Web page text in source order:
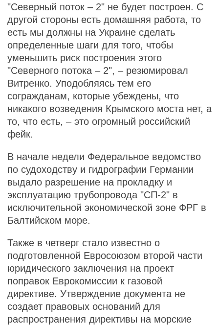
"Северный поток – 2" не будет построен. С
другой стороны есть домашняя работа, то
есть мы должны на Украине сделать
определенные шаги для того, чтобы
уменьшить риск построения этого
"Северного потока – 2", – резюмировал
Витренко. Уподобляясь тем его
согражданам, которые убеждены, что
никакого возведения Крымского моста нет, а
то, что есть, – это огромный российский
фейк.
В начале недели Федеральное ведомство
по судоходству и гидрографии Германии
выдало разрешение на прокладку и
эксплуатацию трубопровода "СП-2" в
исключительной экономической зоне ФРГ в
Балтийском море.
Также в четверг стало известно о
подготовленной Евросоюзом второй части
юридического заключения на проект
поправок Еврокомиссии к газовой
директиве. Утверждение документа не
создает правовых оснований для
распространения директивы на морские